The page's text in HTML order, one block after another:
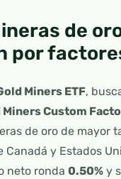
de
por
Miners ETF,
Custom
de oro de mayor
Canadá y Estados
neto ronda 0.50% y